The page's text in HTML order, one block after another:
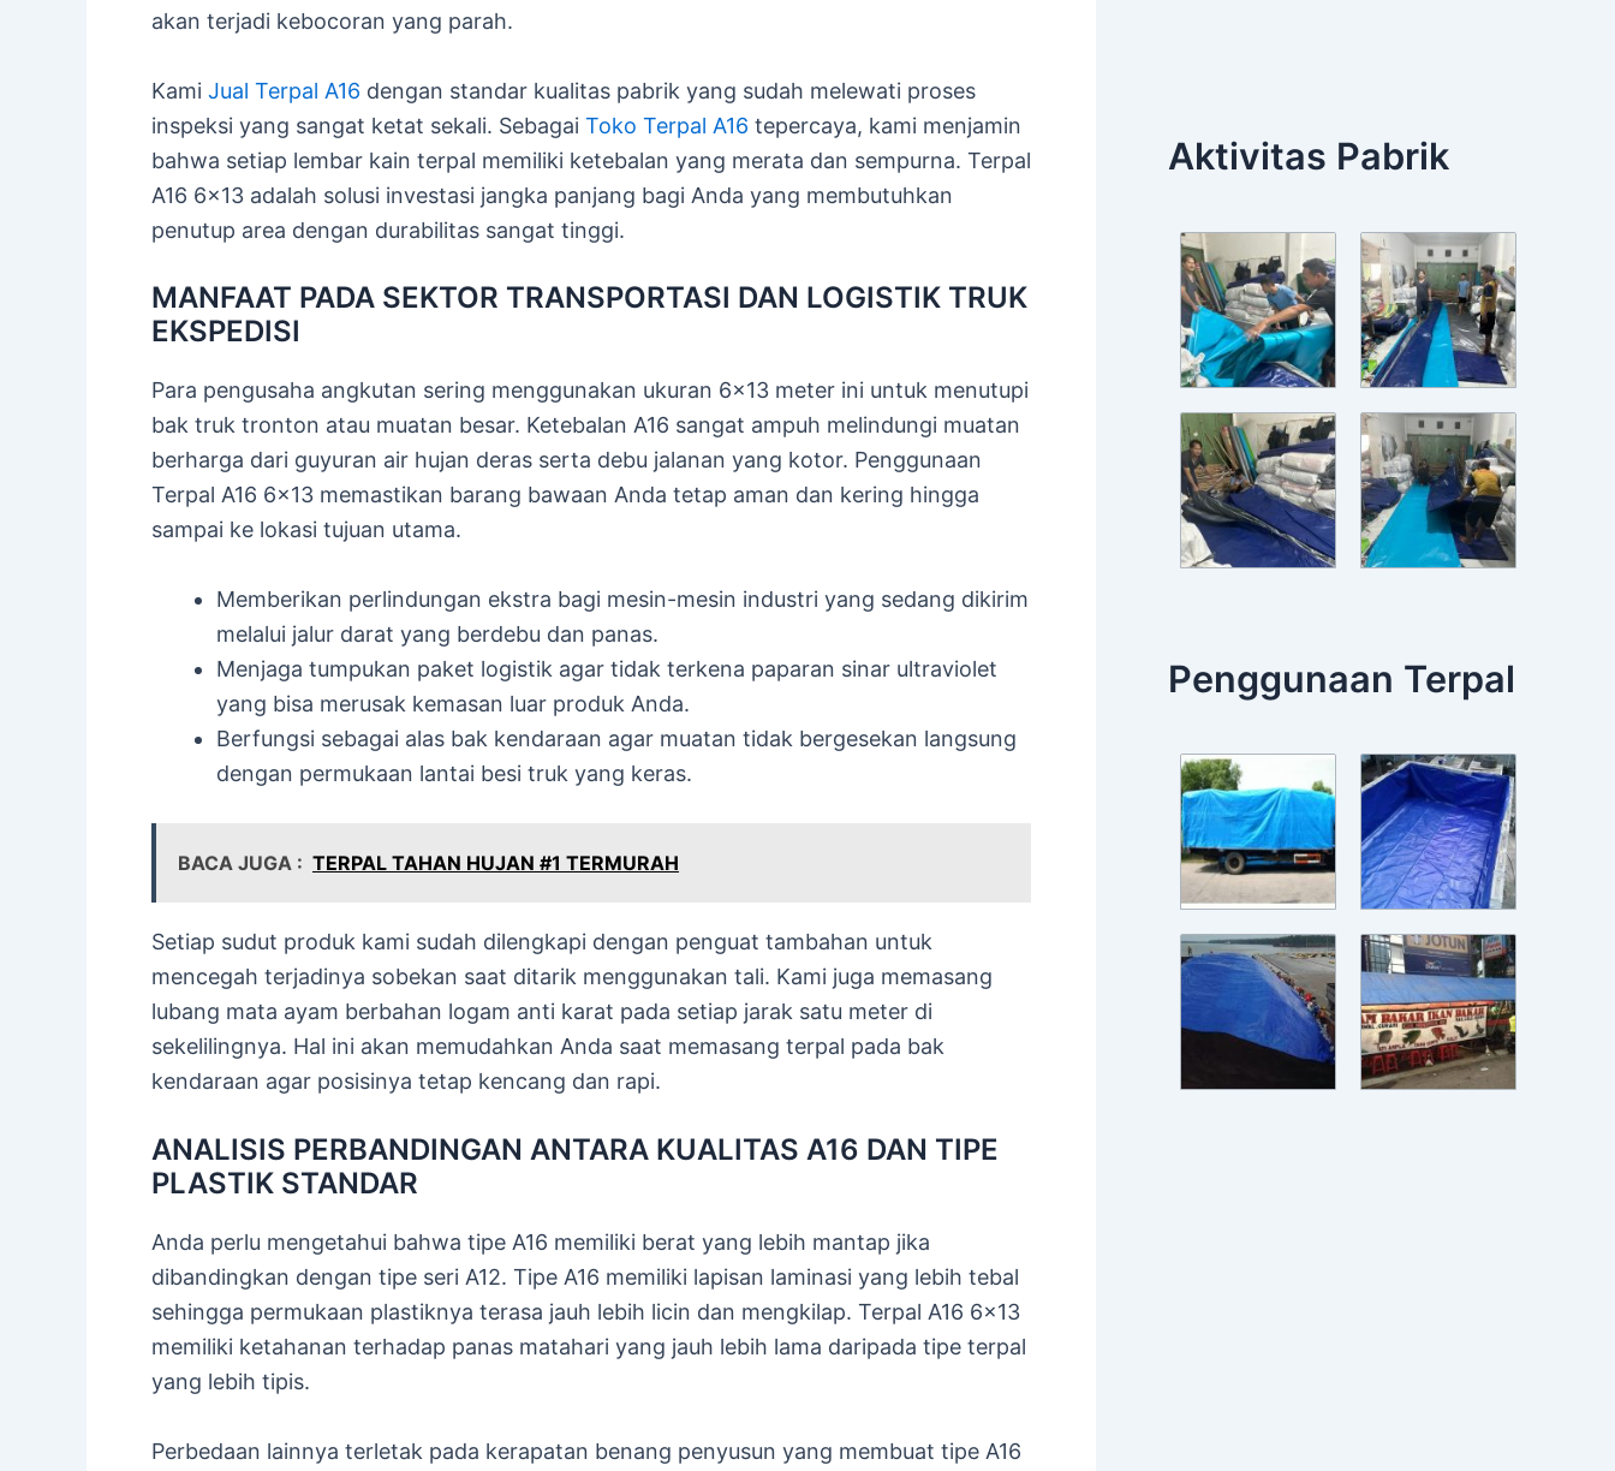
akan terjadi kebocoran yang parah.
Kami Jual Terpal A16 dengan standar kualitas pabrik yang sudah melewati proses
inspeksi yang sangat ketat sekali. Sebagai Toko Terpal A16 tepercaya, kami menjamin
bahwa setiap lembar kain terpal memiliki ketebalan yang merata dan sempurna. Terpal
A16 6×13 adalah solusi investasi jangka panjang bagi Anda yang membutuhkan
penutup area dengan durabilitas sangat tinggi.
MANFAAT PADA SEKTOR TRANSPORTASI DAN LOGISTIK TRUK
EKSPEDISI
Para pengusaha angkutan sering menggunakan ukuran 6×13 meter ini untuk menutupi
bak truk tronton atau muatan besar. Ketebalan A16 sangat ampuh melindungi muatan
berharga dari guyuran air hujan deras serta debu jalanan yang kotor. Penggunaan
Terpal A16 6×13 memastikan barang bawaan Anda tetap aman dan kering hingga
sampai ke lokasi tujuan utama.
Memberikan perlindungan ekstra bagi mesin-mesin industri yang sedang dikirim
melalui jalur darat yang berdebu dan panas.
Menjaga tumpukan paket logistik agar tidak terkena paparan sinar ultraviolet
yang bisa merusak kemasan luar produk Anda.
Berfungsi sebagai alas bak kendaraan agar muatan tidak bergesekan langsung
dengan permukaan lantai besi truk yang keras.
BACA JUGA : TERPAL TAHAN HUJAN #1 TERMURAH
Setiap sudut produk kami sudah dilengkapi dengan penguat tambahan untuk
mencegah terjadinya sobekan saat ditarik menggunakan tali. Kami juga memasang
lubang mata ayam berbahan logam anti karat pada setiap jarak satu meter di
sekelilingnya. Hal ini akan memudahkan Anda saat memasang terpal pada bak
kendaraan agar posisinya tetap kencang dan rapi.
ANALISIS PERBANDINGAN ANTARA KUALITAS A16 DAN TIPE
PLASTIK STANDAR
Anda perlu mengetahui bahwa tipe A16 memiliki berat yang lebih mantap jika
dibandingkan dengan tipe seri A12. Tipe A16 memiliki lapisan laminasi yang lebih tebal
sehingga permukaan plastiknya terasa jauh lebih licin dan mengkilap. Terpal A16 6×13
memiliki ketahanan terhadap panas matahari yang jauh lebih lama daripada tipe terpal
yang lebih tipis.
Perbedaan lainnya terletak pada kerapatan benang penyusun yang membuat tipe A16
Aktivitas Pabrik
Penggunaan Terpal